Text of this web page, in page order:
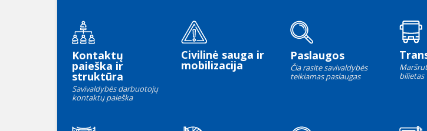
Kontaktų
paieška ir
struktūra
Savivaldybės darbuotojų
kontaktų paieška
Civilinė sauga ir
mobilizacija
Paslaugos
Čia rasite savivaldybės
teikiamas paslaugas
bilietas